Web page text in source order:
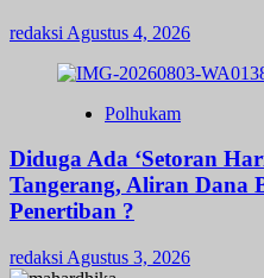
redaksi Agustus 4, 2026
Polhukam
Diduga Ada ‘Setoran
Tangerang, Aliran Dana
Penertiban ?
redaksi Agustus 3, 2026